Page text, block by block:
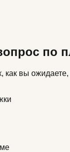
по
как вы